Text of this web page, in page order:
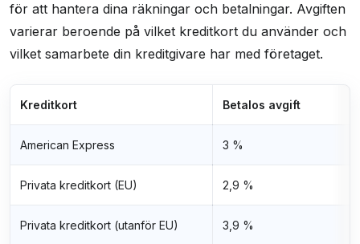
för att hantera dina räkningar och betalningar. Avgiften
varierar beroende på vilket kreditkort du använder och
vilket samarbete din kreditgivare har med företaget.
Kreditkort Betalos avgift
American Express 3 %
Privata kreditkort (EU) 2,9 %
Privata kreditkort (utanför EU) 3,9 %